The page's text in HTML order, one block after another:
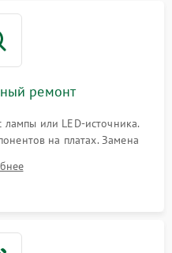
ремонт
или LED-источника.
на платах. Замена
нового цветового
поляризационных